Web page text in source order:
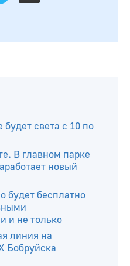
света с 10 по
В главном парке
новый